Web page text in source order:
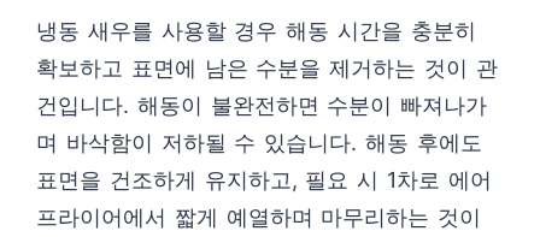
냉동 새우를 사용할 경우 해동 시간을 충분히
확보하고 표면에 남은 수분을 제거하는 것이 관
건입니다. 해동이 불완전하면 수분이 빠져나가
며 바삭함이 저하될 수 있습니다. 해동 후에도
표면을 건조하게 유지하고, 필요 시 1차로 에어
프라이어에서 짧게 예열하며 마무리하는 것이